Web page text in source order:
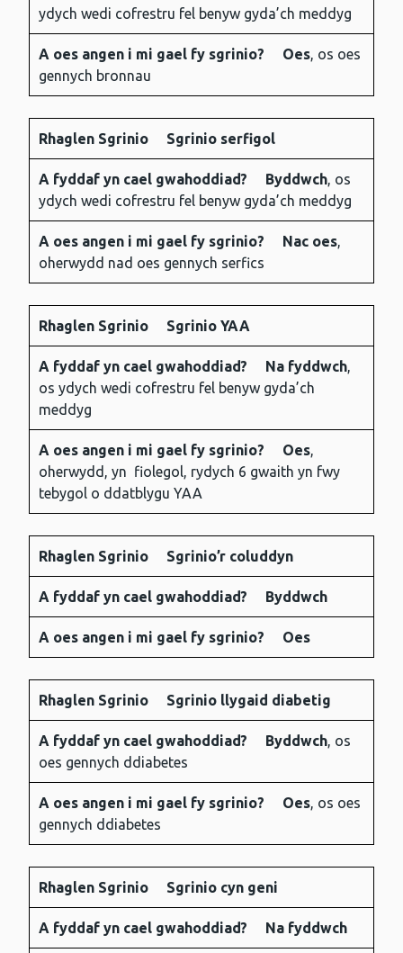
gwahoddiad?
mi gael
fy
sgrinio?
ydych wedi cofrestru fel benyw gyda’ch meddyg
A oes angen i mi gael fy sgrinio? Oes, os oes
gennych bronnau
Rhaglen Sgrinio Sgrinio serfigol
A fyddaf yn cael gwahoddiad? Byddwch, os
ydych wedi cofrestru fel benyw gyda’ch meddyg
A oes angen i mi gael fy sgrinio? Nac oes,
oherwydd nad oes gennych serfics
Rhaglen Sgrinio Sgrinio YAA
A fyddaf yn cael gwahoddiad? Na fyddwch,
os ydych wedi cofrestru fel benyw gyda’ch
meddyg
A oes angen i mi gael fy sgrinio? Oes,
oherwydd, yn fiolegol, rydych 6 gwaith yn fwy
tebygol o ddatblygu YAA
Rhaglen Sgrinio Sgrinio’r coluddyn
A fyddaf yn cael gwahoddiad? Byddwch
A oes angen i mi gael fy sgrinio? Oes
Rhaglen Sgrinio Sgrinio llygaid diabetig
A fyddaf yn cael gwahoddiad? Byddwch, os
oes gennych ddiabetes
A oes angen i mi gael fy sgrinio? Oes, os oes
gennych ddiabetes
Rhaglen Sgrinio Sgrinio cyn geni
A fyddaf yn cael gwahoddiad? Na fyddwch